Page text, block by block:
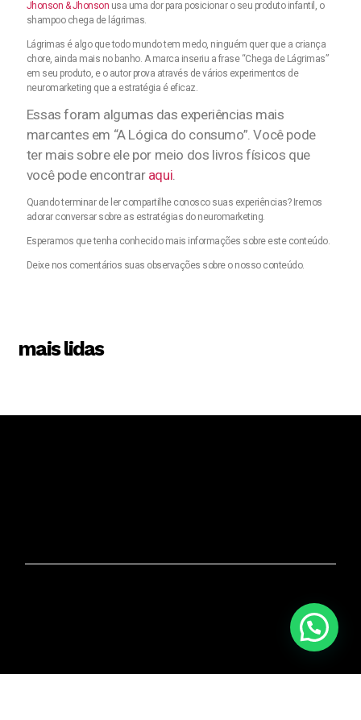
Jhonson & Jhonson usa uma dor para posicionar o seu produto infantil, o
shampoo chega de lágrimas.
Lágrimas é algo que todo mundo tem medo, ninguém quer que a criança
chore, ainda mais no banho. A marca inseriu a frase “Chega de Lágrimas”
em seu produto, e o autor prova através de vários experimentos de
neuromarketing que a estratégia é eficaz.
Essas foram algumas das experiências mais
marcantes em “A Lógica do consumo”. Você pode
ter mais sobre ele por meio dos livros físicos que
você pode encontrar aqui.
Quando terminar de ler compartilhe conosco suas experiências? Iremos
adorar conversar sobre as estratégias do neuromarketing.
Esperamos que tenha conhecido mais informações sobre este conteúdo.
Deixe nos comentários suas observações sobre o nosso conteúdo.
mais lidas